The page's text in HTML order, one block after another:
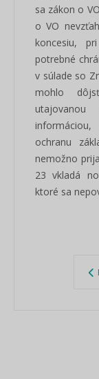
sa zákon o
o VO
koncesiu,
potrebné
v súlade so
mohlo
ochranu
nemožno
23 vkladá
ktoré sa